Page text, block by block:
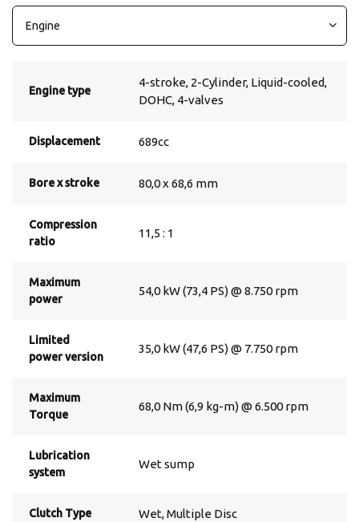
Engine type
4-stroke, 2-Cylinder, Liquid-cooled,
DOHC, 4-valves
Displacement 689cc
Bore x stroke 80,0 x 68,6 mm
Compression
ratio
11,5 : 1
Maximum
power
54,0 kW (73,4 PS) @ 8.750 rpm
Limited
power version
35,0 kW (47,6 PS) @ 7.750 rpm
Maximum
Torque
68,0 Nm (6,9 kg-m) @ 6.500 rpm
Lubrication
system
Wet sump
Clutch Type Wet, Multiple Disc